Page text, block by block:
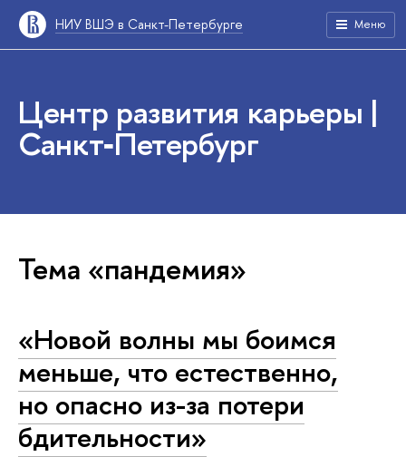
НИУ ВШЭ в Санкт-Петербурге Меню
Центр развития карьеры |
Санкт‑Петербург
Тема «пандемия»
«Новой волны мы боимся
меньше, что естественно,
но опасно из-за потери
бдительности»